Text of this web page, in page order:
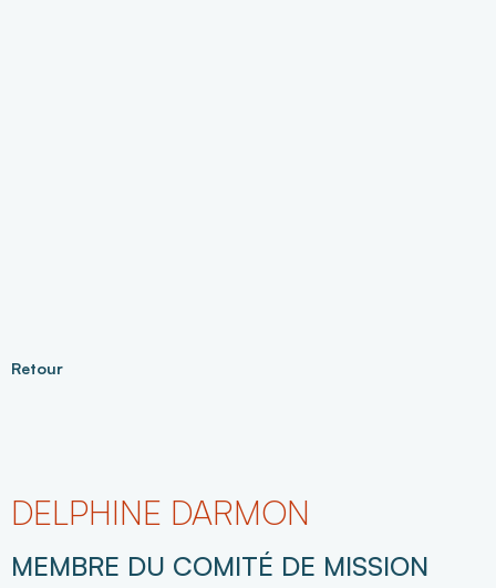
Retour
DELPHINE DARMON
MEMBRE DU COMITÉ DE MISSION